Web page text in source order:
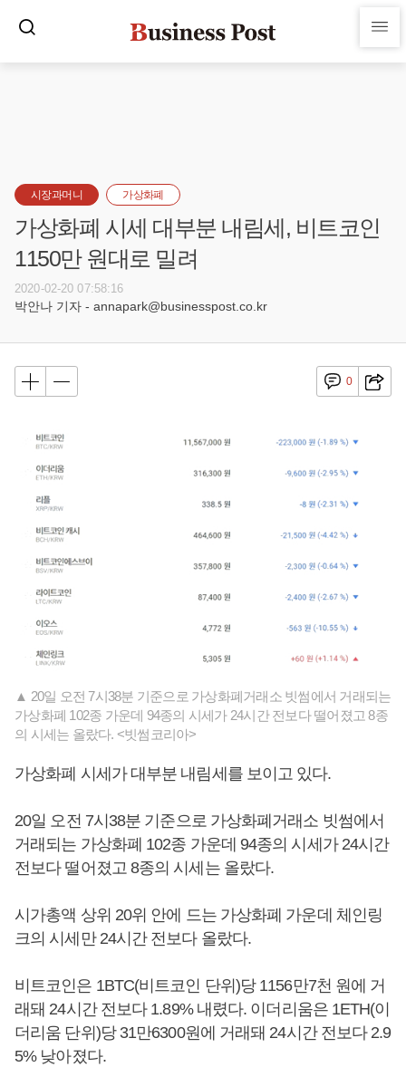
시장과머니 가상화폐
가상화폐 시세 대부분 내림세, 비트코인
1150만 원대로 밀려
2020-02-20 07:58:16
박안나 기자 - annapark@businesspost.co.kr
0
▲ 20일 오전 7시38분 기준으로 가상화폐거래소 빗썸에서 거래되는
가상화폐 102종 가운데 94종의 시세가 24시간 전보다 떨어졌고 8종
의 시세는 올랐다. <빗썸코리아>
가상화폐 시세가 대부분 내림세를 보이고 있다.
20일 오전 7시38분 기준으로 가상화폐거래소 빗썸에서
거래되는 가상화폐 102종 가운데 94종의 시세가 24시간
전보다 떨어졌고 8종의 시세는 올랐다.
시가총액 상위 20위 안에 드는 가상화폐 가운데 체인링
크의 시세만 24시간 전보다 올랐다.
비트코인은 1BTC(비트코인 단위)당 1156만7천 원에 거
래돼 24시간 전보다 1.89% 내렸다. 이더리움은 1ETH(이
더리움 단위)당 31만6300원에 거래돼 24시간 전보다 2.9
5% 낮아졌다.